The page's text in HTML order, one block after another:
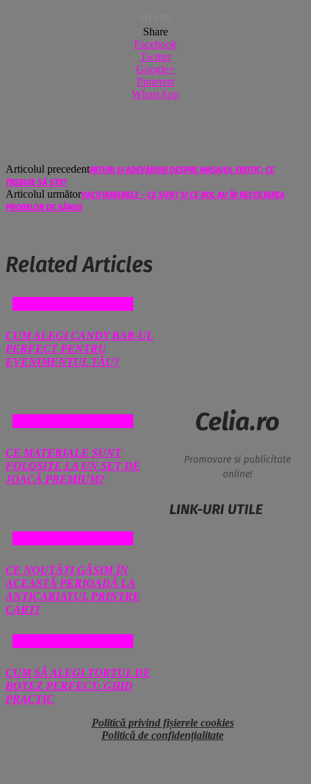
Share
Facebook
Twitter
Google+
Pinterest
WhatsApp
Articolul precedentMITURI ȘI ADEVĂRURI DESPRE MASAJUL EROTIC: CE
TREBUIE SĂ ȘTII?
Articolul următorVACUTAINERELE – CE SUNT ȘI CE ROL AU ÎN RECOLTAREA
PROBELOR DE SÂNGE
Related Articles
CUM ALEGI CANDY BAR-UL
PERFECT PENTRU
EVENIMENTUL TĂU?
CE MATERIALE SUNT
FOLOSITE LA UN SET DE
JOACĂ PREMIUM?
CE NOUTĂȚI GĂSIM ÎN
ACEASTĂ PERIOADĂ LA
ANTICARIATUL PRINTRE
CARTI
CUM SĂ ALEGI TORTUL DE
BOTEZ PERFECT: GHID
PRACTIC
Celia.ro
Promovare si publicitate
online!
LINK-URI UTILE
Politică privind fișierele cookies
Politică de confidențialitate